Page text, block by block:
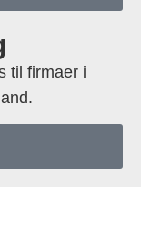
til firmaer i